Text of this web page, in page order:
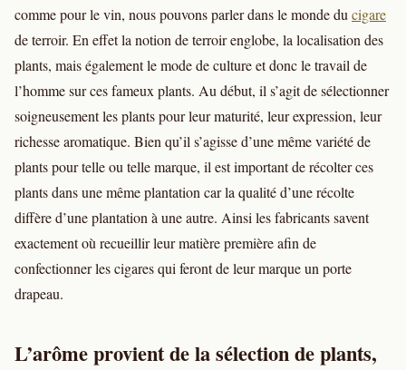
comme pour le vin, nous pouvons parler dans le monde ducigare
de terroir. En effet la notion de terroir englobe, la localisation des
plants, mais également le mode de culture et donc le travail de
l’homme sur ces fameux plants. Au début, il s’agit de sélectionner
soigneusement les plants pour leur maturité, leur expression, leur
richesse aromatique. Bien qu’il s’agisse d’une même variété de
plants pour telle ou telle marque, il est important de récolter ces
plants dans une même plantation car la qualité d’une récolte
diffère d’une plantation à une autre. Ainsi les fabricants savent
exactement où recueillir leur matière première afin de
confectionner les cigares qui feront de leur marque un porte
drapeau.
L’arôme provient de la sélection de plants,